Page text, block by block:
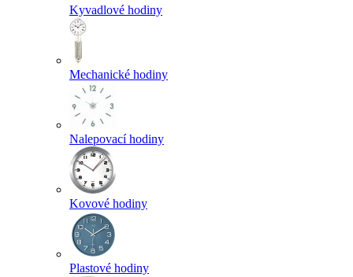
Kyvadlové hodiny
Mechanické hodiny
Nalepovací hodiny
Kovové hodiny
Plastové hodiny